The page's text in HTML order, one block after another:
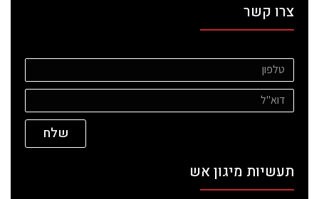
צרו קשר
שלח
תעשיות מיגון אש